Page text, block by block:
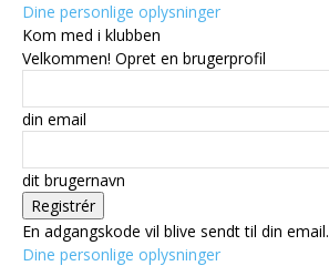
Dine personlige oplysninger
Kom med i klubben
Velkommen! Opret en brugerprofil
din email
dit brugernavn
En adgangskode vil blive sendt til din email.
Dine personlige oplysninger